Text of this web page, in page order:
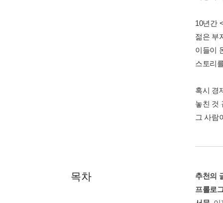
10년간
젊은 부
이들이
스토리
혹시 경
놓친 것
그 사람
목차
추천의
프롤로